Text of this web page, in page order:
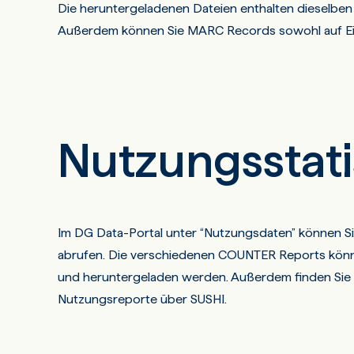
Die heruntergeladenen Dateien enthalten
Außerdem können Sie MARC Records sowohl auf
Im DG Data-Portal unter “Nutzungsdaten”
abrufen. Die verschiedenen COUNTER Reports
und heruntergeladen werden. Außerdem finden
Nutzungsreporte über SUSHI.